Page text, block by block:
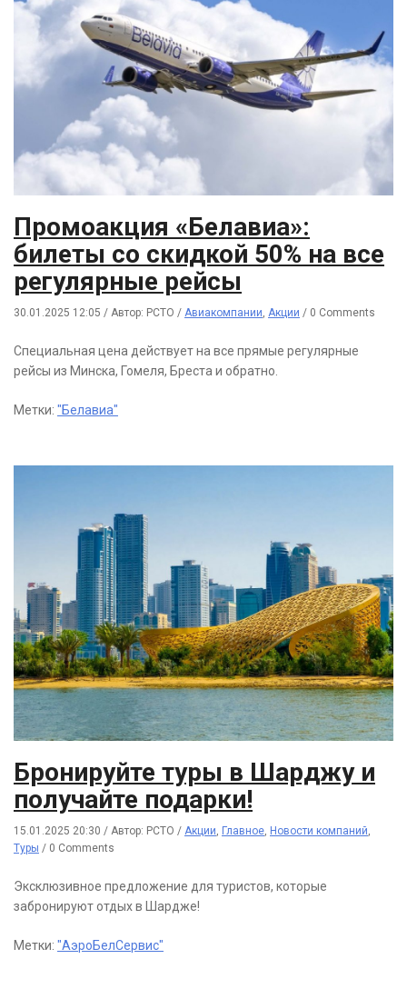
Промоакция «Белавиа»:
билеты со скидкой 50% на все
регулярные рейсы
30.01.2025 12:05 / Автор: РСТО / Авиакомпании, Акции / 0 Comments
Специальная цена действует на все прямые регулярные
рейсы из Минска, Гомеля, Бреста и обратно.
Метки: "Белавиа"
Бронируйте туры в Шарджу и
получайте подарки!
15.01.2025 20:30 / Автор: РСТО / Акции, Главное, Новости компаний,
Туры / 0 Comments
Эксклюзивное предложение для туристов, которые
забронируют отдых в Шардже!
Метки: "АэроБелСервис"